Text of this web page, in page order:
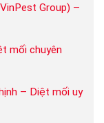
Group) –
mối chuyên
– Diệt mối uy